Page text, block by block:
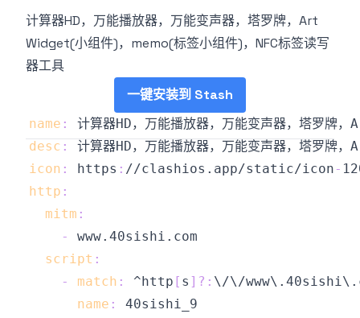
计算器HD，万能播放器，万能变声器，塔罗牌，Art
Widget(小组件)，memo(标签小组件)，NFC标签读写
器工具
一键安装到 Stash
name :
desc :
icon : https : //clashios.app/static/icon-
http :
mitm :
-
script :
-
match : ^http [ s ] ? :
name :